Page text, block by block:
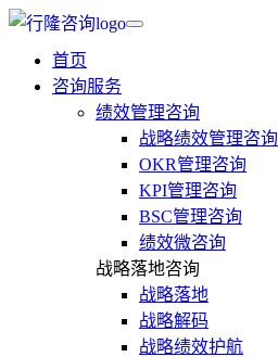
首页
咨询服务
绩效管理咨询
战略绩效管理咨询
OKR管理咨询
KPI管理咨询
BSC管理咨询
绩效微咨询
战略落地咨询
战略落地
战略解码
战略绩效护航